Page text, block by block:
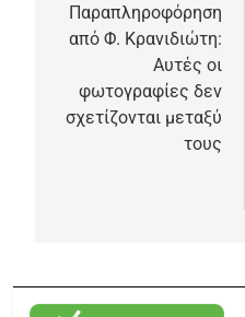
Παραπληροφόρηση
από Φ. Κρανιδιώτη:
Αυτές οι
φωτογραφίες δεν
σχετίζονται μεταξύ
τους